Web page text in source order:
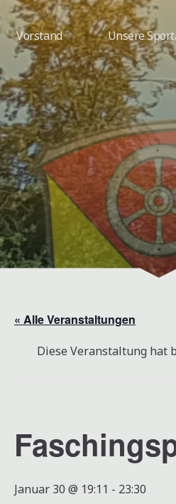
Vorstand Unsere
« Alle Veranstaltungen
Diese Veranstaltung hat
Januar 30 @ 19:11 - 23:30